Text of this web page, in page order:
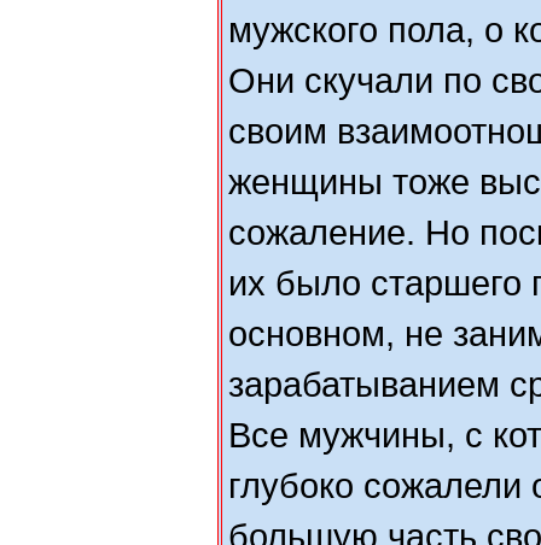
мужского пола, о
Они скучали по
своим
женщины тоже
сожаление. Но
их было старшего
основном, не
зарабатыванием
Все мужчины, с
глубоко сожалели
большую часть